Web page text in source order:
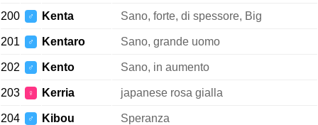
200 ♂ Kenta Sano, forte, di spessore, Big
201 ♂ Kentaro Sano, grande uomo
202 ♂ Kento Sano, in aumento
203 ♀ Kerria japanese rosa gialla
204 ♂ Kibou Speranza